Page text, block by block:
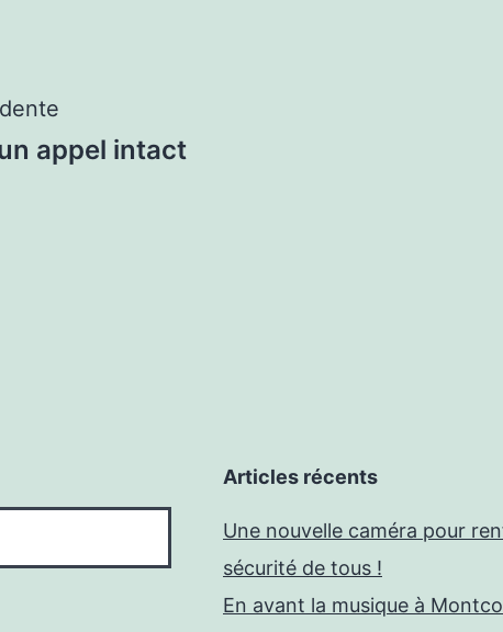
appel intact
Articles récents
Une nouvelle caméra pour
sécurité de tous !
En avant la musique à